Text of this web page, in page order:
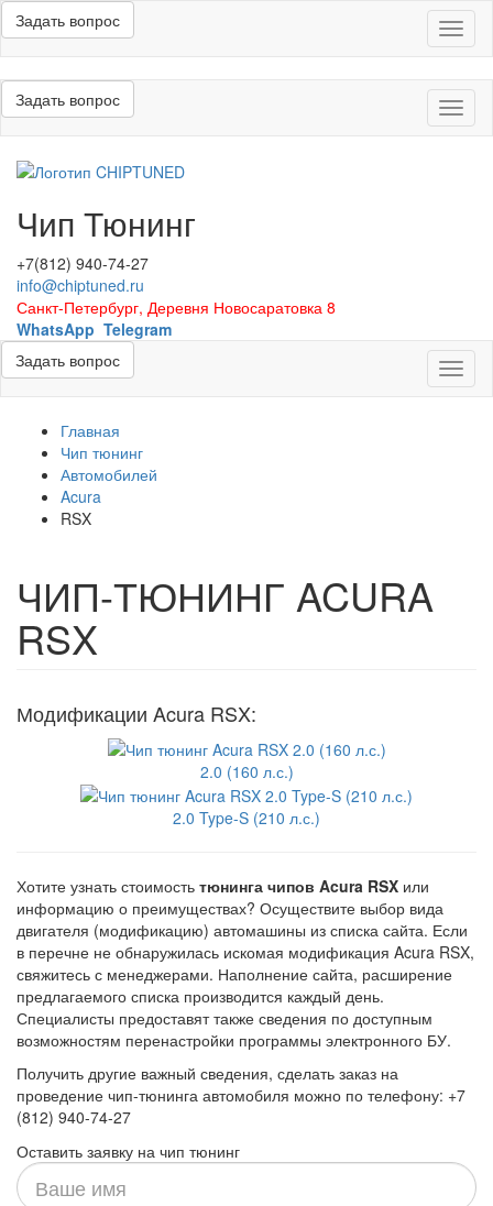
Меню
Задать вопрос
Меню
Задать вопрос
Чип Тюнинг
+7(812) 940-74-27
info@chiptuned.ru
Санкт-Петербург, Деревня Новосаратовка 8
WhatsApp Telegram
Меню
Задать вопрос
Главная
Чип тюнинг
Автомобилей
Acura
RSX
ЧИП-ТЮНИНГ ACURA
RSX
Модификации Acura RSX:
2.0 (160 л.с.)
2.0 Type-S (210 л.с.)
Хотите узнать стоимость тюнинга чипов Acura RSX или
информацию о преимуществах? Осуществите выбор вида
двигателя (модификацию) автомашины из списка сайта. Если
в перечне не обнаружилась искомая модификация Acura RSX,
свяжитесь с менеджерами. Наполнение сайта, расширение
предлагаемого списка производится каждый день.
Специалисты предоставят также сведения по доступным
возможностям перенастройки программы электронного БУ.
Получить другие важный сведения, сделать заказ на
проведение чип-тюнинга автомобиля можно по телефону: +7
(812) 940-74-27
Оставить заявку на чип тюнинг
Ваше
имя